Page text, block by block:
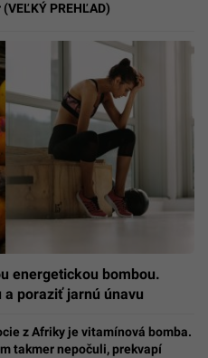
PREHĽAD)
energetickou bombou.
poraziť jarnú únavu
z Afriky je vitamínová bomba.
takmer nepočuli, prekvapí